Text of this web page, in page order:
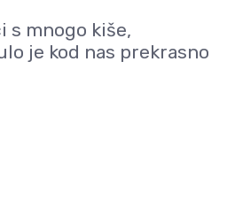
s mnogo kiše,
je kod nas prekrasno